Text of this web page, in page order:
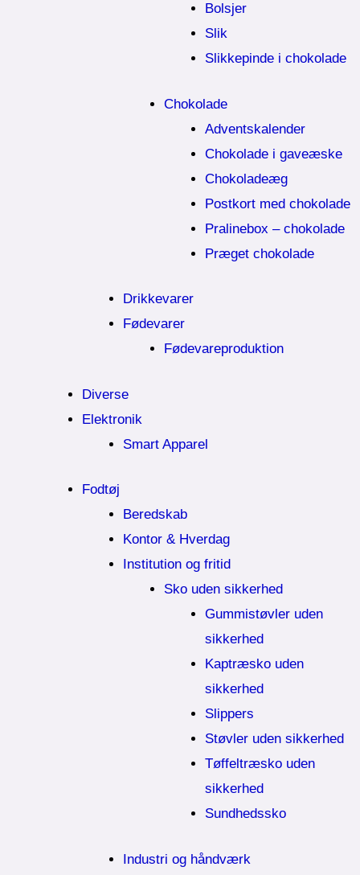
Bolsjer
Slik
Slikkepinde i chokolade
Chokolade
Adventskalender
Chokolade i gaveæske
Chokoladeæg
Postkort med chokolade
Pralinebox – chokolade
Præget chokolade
Drikkevarer
Fødevarer
Fødevareproduktion
Diverse
Elektronik
Smart Apparel
Fodtøj
Beredskab
Kontor & Hverdag
Institution og fritid
Sko uden sikkerhed
Gummistøvler uden
sikkerhed
Kaptræsko uden
sikkerhed
Slippers
Støvler uden sikkerhed
Tøffeltræsko uden
sikkerhed
Sundhedssko
Industri og håndværk